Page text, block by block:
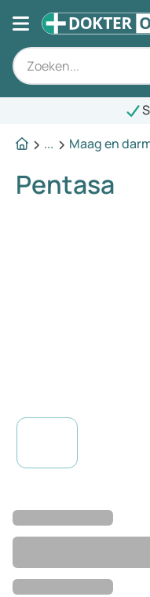
Snelle
...
Maag en
Pentasa